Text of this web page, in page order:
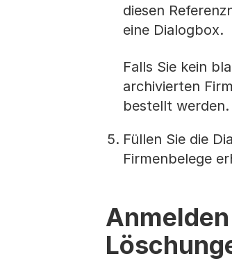
diesen
eine Dialogbox.
Falls Sie kein
archivierten
bestellt werden.
Füllen Sie die
Firmenbelege